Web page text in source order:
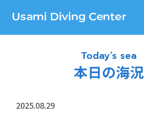
Today’s sea
本日の海況
2025.08.29